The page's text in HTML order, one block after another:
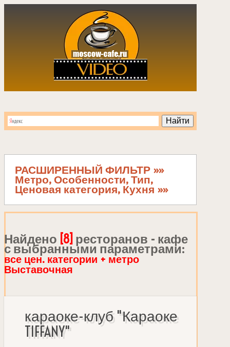
РАСШИРЕННЫЙ ФИЛЬТР »»
Метро, Особенности, Тип,
Ценовая категория, Кухня »»
Найдено [8] ресторанов - кафе
с выбранными параметрами:
все цен. категории + метро
Выставочная
караоке-клуб "Караоке
TIFFANY"